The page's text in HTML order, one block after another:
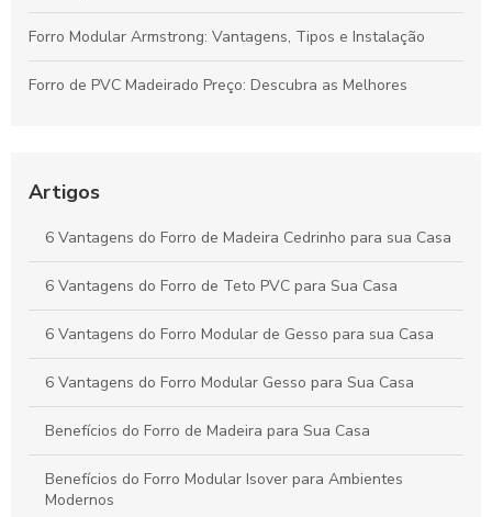
Forro Modular Armstrong: Vantagens, Tipos e Instalação
Forro de PVC Madeirado Preço: Descubra as Melhores
Artigos
6 Vantagens do Forro de Madeira Cedrinho para sua Casa
6 Vantagens do Forro de Teto PVC para Sua Casa
6 Vantagens do Forro Modular de Gesso para sua Casa
6 Vantagens do Forro Modular Gesso para Sua Casa
Benefícios do Forro de Madeira para Sua Casa
Benefícios do Forro Modular Isover para Ambientes
Modernos